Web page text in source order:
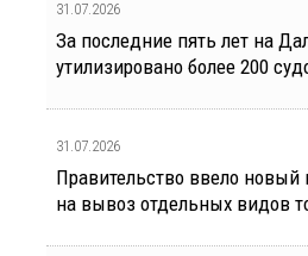
31.07.2026
За последние пять лет на
утилизировано более 200
31.07.2026
Правительство ввело
на вывоз отдельных видов